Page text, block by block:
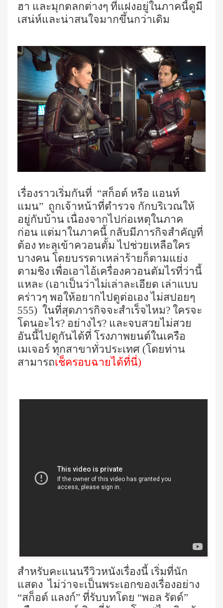
ฮา และมุกตลกต่างๆ ที่แฝงอยู่ในภาคนี้ดูมี
เสน่ห์และน่าสนใจมากขึ้นกว่าเดิม
เรื่องราวเริ่มกันที่ “สก็อต์ หรือ แอนท์
แมน” ถูกเจ้าหน้าที่ตำรวจ กักบริเวณให้
อยู่กับบ้าน เนื่องจากไปก่อเหตุในภาค
ก่อน แต่มาในภาคนี้ กลับมีภารกิจสำคัญที่
ต้อง ทะลุเข้าควอนตั้ม ไปช่วยเหลือใคร
บางคน โดยบรรดาเหล่าร้ายก็ตามแย่ง
ตามชิง เพื่อเอาไอ้เครื่องควอนตัมไรที่ว่านี้
แหละ (เอาเป็นว่าไม่เล่าละเอียด เล่าแบบ
คร่าวๆ พอให้อยากไปดูต่อเอง ไม่สปอยๆ
555) ในที่สุดภารกิจจะสำเร็จไหม? ใครจะ
โดนอะไร? อย่างไร? และจบสวยไม่สวย
อันนี้ไปดูกันได้ที่ โรงภาพยนต์ในเครือ
เมเจอร์ ทุกสาขาทั่วประเทศ (โดยท่าน
สามารถเช็ครอบฉายได้ที่นี่)
สำหรับคะแนนรีวิวหนังเรื่องนี้ เริ่มที่นัก
แสดง ไม่ว่าจะเป็นพระเอกของเรื่องอย่าง
“สก็อต์ แลงก์” ที่รับบทโดย “พอล รัดด์”